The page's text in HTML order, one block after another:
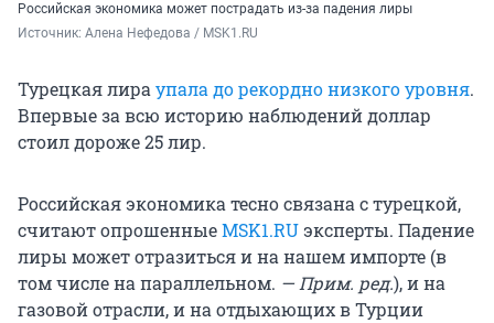
Российская экономика может пострадать из-за падения лиры
Источник: Алена Нефедова / MSK1.RU
Турецкая лираупала до рекордно низкого уровня.
Впервые за всю историю наблюдений доллар
стоил дороже 25 лир.
Российская экономика тесно связана с турецкой,
считают опрошенныеMSK1.RUэксперты. Падение
лиры может отразиться и на нашем импорте (в
том числе на параллельном. — Прим. ред.), и на
газовой отрасли, и на отдыхающих в Турции